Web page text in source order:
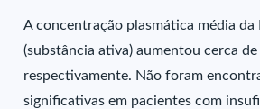
A concentração plasmática média da
(substância ativa) aumentou cerca de
respectivamente. Não foram
significativas em pacientes com